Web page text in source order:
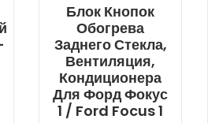
Блок Кнопок
Обогрева
Заднего Стекла,
Вентиляция,
Кондиционера
Для Форд Фокус
1 / Ford Focus 1